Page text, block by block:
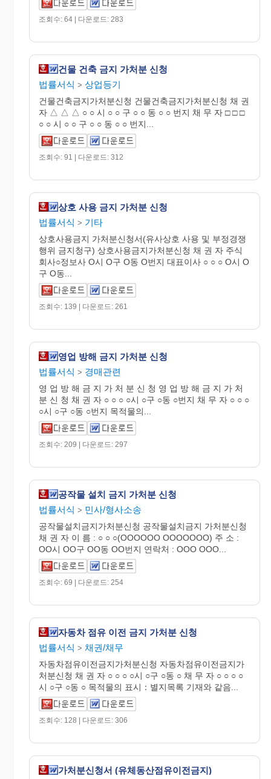
조회수: 64 | 다운로드: 283
건물 건축 금지 가처분 신청
법률서식 > 상업등기
건물건축금지가처분신청 건물건축금지가처분신청 채 권
자 △ △ △ ○ ○ 시 ○ ○ 구 ○ ○ 동 ○ ○ 번지 채 무 자 □ □ □
○ ○ 시 ○ ○ 구 ○ ○ 동 ○ ○ 번지...
조회수: 91 | 다운로드: 312
상호 사용 금지 가처분 신청
법률서식 > 기타
상호사용금지 가처분신청서(유사상호 사용 및 부정경쟁
행위 금지청구) 상호사용금지가처분신청 채 권 자 주식
회사○정보사 O시 O구 O동 O번지 대표이사 ○ ○ ○ O시 O
구 O동...
조회수: 139 | 다운로드: 261
영업 방해 금지 가처분 신청
법률서식 > 경매관련
영 업 방 해 금 지 가 처 분 신 청 영 업 방 해 금 지 가 처
분 신 청 채 권 자 ○ ○ ○ ○시 ○구 ○동 ○번지 채 무 자 ○ ○ ○
○시 ○구 ○동 ○번지 목적물의...
조회수: 209 | 다운로드: 297
공작물 설치 금지 가처분 신청
법률서식 > 민사/형사소송
공작물설치금지가처분신청 공작물설치금지 가처분신청
채 권 자 이 름 : ○ ○ ○(OOOOOO OOOOOOO) 주 소 :
OO시 OO구 OO동 OO번지 연락처 : OOO OOO...
조회수: 69 | 다운로드: 254
자동차 점유 이전 금지 가처분 신청
법률서식 > 채권/채무
자동차점유이전금지가처분신청 자동차점유이전금지가
처분신청 채 권 자 ○ ○ ○ ○시 ○구 ○동 ○ 채 무 자 ○ ○ ○ ○
시 ○구 ○동 ○ 목적물의 표시：별지목록 기재와 같음...
조회수: 128 | 다운로드: 306
가처분신청서 (유체동산점유이전금지)